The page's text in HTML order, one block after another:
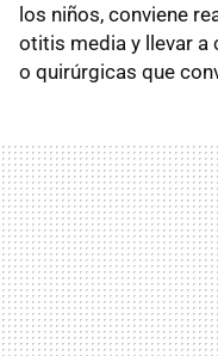
los niños, conviene
otitis media y llevar a
o quirúrgicas que